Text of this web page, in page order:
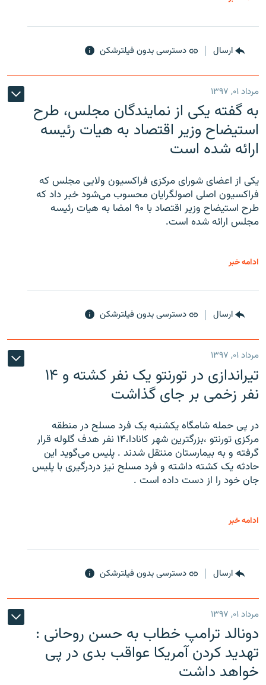
ارسال دسترسی بدون فیلترشکن
مرداد ۰۱, ۱۳۹۷
به گفته یکی از نمایندگان مجلس، طرح
استیضاح وزیر اقتصاد به هیات رئیسه
ارائه شده است
یکی از اعضای شورای مرکزی فراکسیون ولایی مجلس که
فراکسیون اصلی اصولگرایان محسوب می‌شود خبر داد که
طرح استیضاح وزیر اقتصاد با ۹۰ امضا به هیات رئیسه
مجلس ارائه شده است.
ادامه خبر
ارسال دسترسی بدون فیلترشکن
مرداد ۰۱, ۱۳۹۷
تیراندازی در تورنتو یک نفر کشته و ۱۴
نفر زخمی بر جای گذاشت
در پی حمله شامگاه یکشنبه یک فرد مسلح در منطقه
مرکزی تورنتو ،‌بزرگترین شهر کانادا،۱۴ نفر هدف گلوله قرار
گرفته و به بیمارستان منتقل شدند . پلیس می‌گوید این
حادثه یک کشته داشته و فرد مسلح نیز دردرگیری با پلیس
جان خود را از دست داده است .
ادامه خبر
ارسال دسترسی بدون فیلترشکن
مرداد ۰۱, ۱۳۹۷
دونالد ترامپ خطاب به حسن روحانی :
تهدید کردن آمریکا عواقب بدی در پی
خواهد داشت